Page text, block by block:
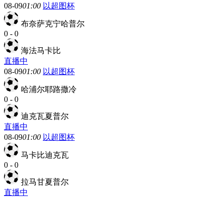
08-0901:00 以超图杯
布奈萨克宁哈普尔
0 - 0
海法马卡比
直播中
08-0901:00 以超图杯
哈浦尔耶路撒冷
0 - 0
迪克瓦夏普尔
直播中
08-0901:00 以超图杯
马卡比迪克瓦
0 - 0
拉马甘夏普尔
直播中